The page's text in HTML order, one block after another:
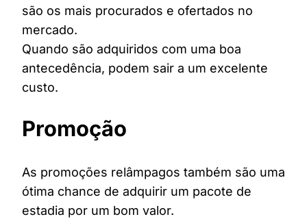
são os mais procurados e ofertados no
mercado.
Quando são adquiridos com uma boa
antecedência, podem sair a um excelente
custo.
Promoção
As promoções relâmpagos também são uma
ótima chance de adquirir um pacote de
estadia por um bom valor.